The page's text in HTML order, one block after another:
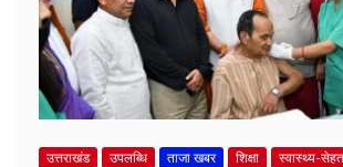
उत्तराखंड उपलब्धि ताजा खबर शिक्षा स्वास्थ्य-सेहत